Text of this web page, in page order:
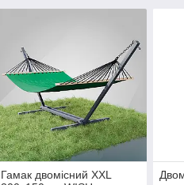
Гамак двомісний XXL